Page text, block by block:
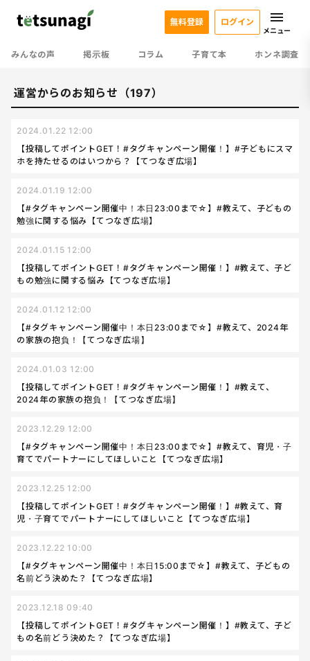
みんなの声 掲示板 コラム 子育て本 ホンネ調査
無料登録 ログイン
メニュー
運営からのお知らせ（197）
2024.01.22 12:00
【投稿してポイントGET！#タグキャンペーン開催！】#子どもにスマ
ホを持たせるのはいつから？【てつなぎ広場】
2024.01.19 12:00
【#タグキャンペーン開催中！本日23:00まで☆】#教えて、子どもの
勉強に関する悩み【てつなぎ広場】
2024.01.15 12:00
【投稿してポイントGET！#タグキャンペーン開催！】#教えて、子ど
もの勉強に関する悩み【てつなぎ広場】
2024.01.12 12:00
【#タグキャンペーン開催中！本日23:00まで☆】#教えて、2024年
の家族の抱負！【てつなぎ広場】
2024.01.03 12:00
【投稿してポイントGET！#タグキャンペーン開催！】#教えて、
2024年の家族の抱負！【てつなぎ広場】
2023.12.29 12:00
【#タグキャンペーン開催中！本日23:00まで☆】#教えて、育児・子
育てでパートナーにしてほしいこと【てつなぎ広場】
2023.12.25 12:00
【投稿してポイントGET！#タグキャンペーン開催！】#教えて、育
児・子育てでパートナーにしてほしいこと【てつなぎ広場】
2023.12.22 10:00
【#タグキャンペーン開催中！本日15:00まで☆】#教えて、子どもの
名前どう決めた？【てつなぎ広場】
2023.12.18 09:40
【投稿してポイントGET！#タグキャンペーン開催！】#教えて、子ど
もの名前どう決めた？【てつなぎ広場】